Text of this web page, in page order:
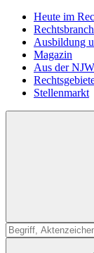
Heute im
Ausbildung
Magazin
Aus der NJW
Stellenmarkt
Suche